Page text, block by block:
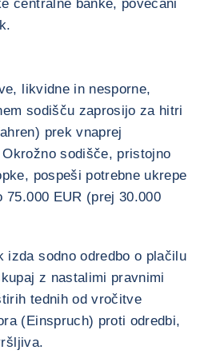
centralne banke, povečani
likvidne in nesporne,
sodišču zaprosijo za hitri
prek vnaprej
sodišče, pristojno
pospeši potrebne ukrepe
EUR (prej 30.000
izda sodno odredbo o plačilu
z nastalimi pravnimi
tednih od vročitve
(Einspruch) proti odredbi,